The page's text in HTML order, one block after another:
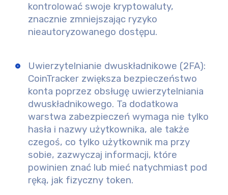
kontrolować swoje kryptowaluty,
znacznie zmniejszając ryzyko
nieautoryzowanego dostępu.
Uwierzytelnianie dwuskładnikowe (2FA):
CoinTracker zwiększa bezpieczeństwo
konta poprzez obsługę uwierzytelniania
dwuskładnikowego. Ta dodatkowa
warstwa zabezpieczeń wymaga nie tylko
hasła i nazwy użytkownika, ale także
czegoś, co tylko użytkownik ma przy
sobie, zazwyczaj informacji, które
powinien znać lub mieć natychmiast pod
ręką, jak fizyczny token.